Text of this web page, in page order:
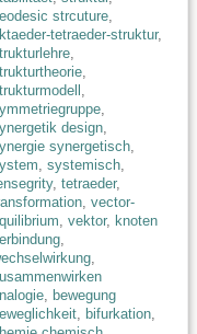
strcuture,
tetraeder-struktur,
,
,
,
,
design,
synergetisch,
, systemisch,
, tetraeder,
, vector-
, vektor, knoten
,
,
, bewegung
, bifurkation,